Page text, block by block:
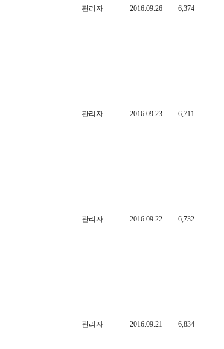
관리자 2016.09.26 6,374
관리자 2016.09.23 6,711
관리자 2016.09.22 6,732
관리자 2016.09.21 6,834